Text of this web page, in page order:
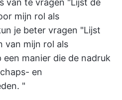
van te vragen "Lijst de
mijn rol als
je beter vragen "Lijst
van mijn rol als
manier die de nadruk
en
"